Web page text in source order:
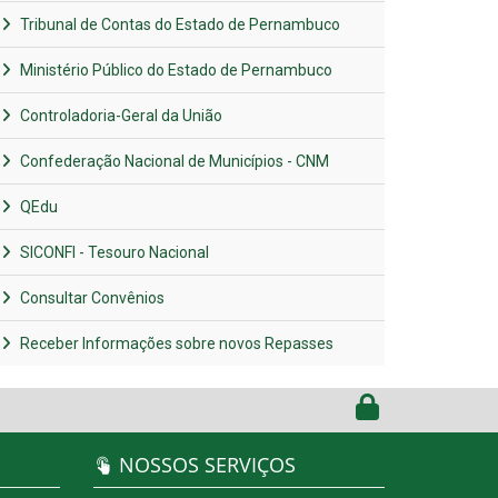
Tribunal de Contas do Estado de Pernambuco
Ministério Público do Estado de Pernambuco
Controladoria-Geral da União
Confederação Nacional de Municípios - CNM
QEdu
SICONFI - Tesouro Nacional
Consultar Convênios
Receber Informações sobre novos Repasses
NOSSOS SERVIÇOS